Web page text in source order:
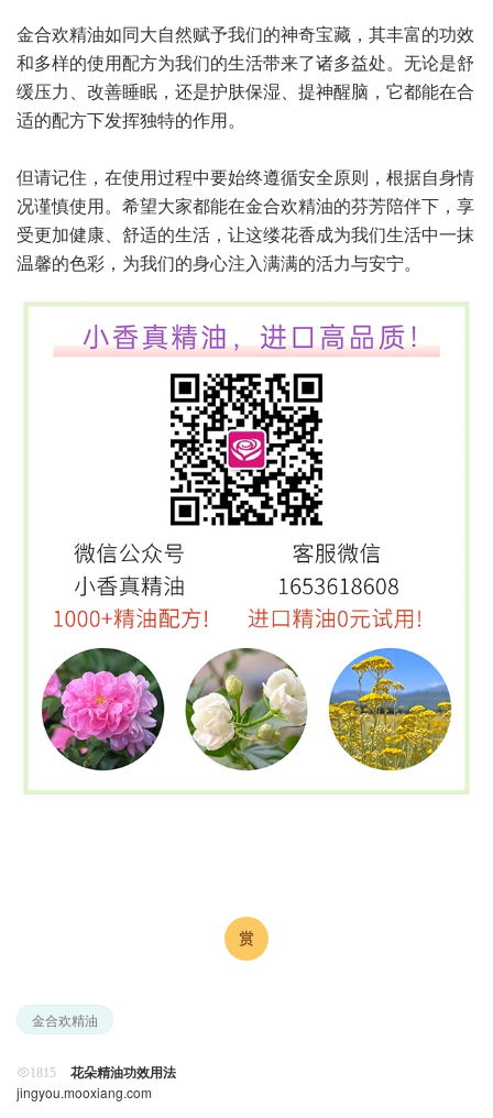
金合欢精油如同大自然赋予我们的神奇宝藏，其丰富的功效
和多样的使用配方为我们的生活带来了诸多益处。无论是舒
缓压力、改善睡眠，还是护肤保湿、提神醒脑，它都能在合
适的配方下发挥独特的作用。
但请记住，在使用过程中要始终遵循安全原则，根据自身情
况谨慎使用。希望大家都能在金合欢精油的芬芳陪伴下，享
受更加健康、舒适的生活，让这缕花香成为我们生活中一抹
温馨的色彩，为我们的身心注入满满的活力与安宁。
金合欢精油
1815 花朵精油功效用法
jingyou.mooxiang.com